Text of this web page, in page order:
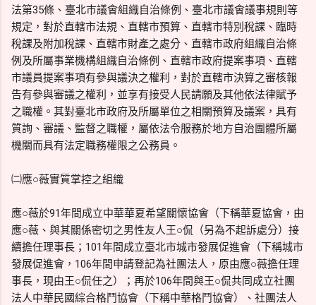
法第35條、臺北巿議會組織自治條例、臺北市議會議事規則等
規定，對於直轄市法規、直轄市預算、直轄市特別稅課、臨時
稅課及附加稅課、直轄市財產之處分、直轄市政府組織自治條
例及所屬事業機構組織自治條例、直轄市政府提案事項、直轄
市議員提案事項有參與議決之權利，對於直轄市決算之審核報
告有參與審議之權利，並享有接受人民請願及其他依法律賦予
之職權。其對臺北市政府及所屬單位之相關預算及議案，具有
質詢、審議、監督之職權，屬依法令服務於地方自治團體所屬
機關而具有法定職務權限之公務員。
㈡應○薇實質掌控之組織
應○薇於91年間成立中華華夏希望關懷協會（下稱華夏協會，由
應○薇、與其關係密切之男性友人王○侃（另為不起訴處分）接
續擔任理事長；101年間成立臺北市城市發展促進會（下稱城市
發展促進會，106年間申請登記為社團法人，原由應○薇擔任理
事長，現由王○侃任之）；再於106年間與王○侃共同成立社團
法人中華民國綜合格鬥協會（下稱中華格鬥協會）、社團法人